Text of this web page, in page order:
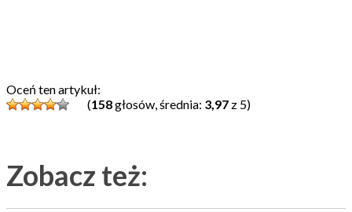
Oceń ten artykuł:
(158głosów, średnia: 3,97 z 5)
Zobacz też: